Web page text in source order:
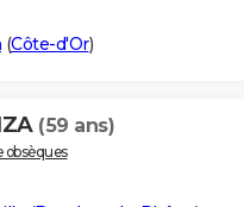
(Côte-d'Or)
(59 ans)